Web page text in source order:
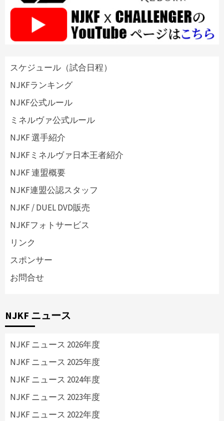
スケジュール（試合日程）
NJKFランキング
NJKF公式ルール
ミネルヴァ公式ルール
NJKF 選手紹介
NJKFミネルヴァ日本王者紹介
NJKF 連盟概要
NJKF連盟公認スタッフ
NJKF / DUEL DVD販売
NJKFフォトサービス
リンク
スポンサー
お問合せ
NJKF ニュース
NJKF ニュース 2026年度
NJKF ニュース 2025年度
NJKF ニュース 2024年度
NJKF ニュース 2023年度
NJKF ニュース 2022年度